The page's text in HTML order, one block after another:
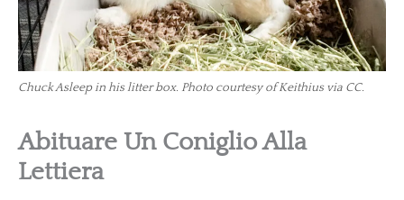
Chuck Asleep in his litter box. Photo courtesy of Keithius via CC.
Abituare Un Coniglio Alla
Lettiera